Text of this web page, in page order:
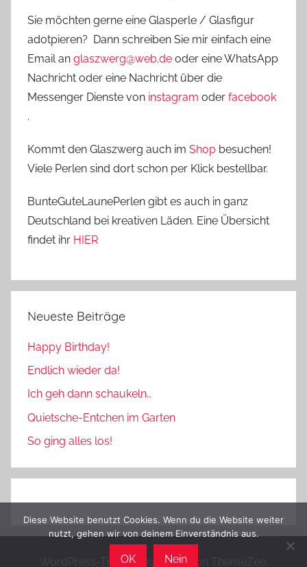
Sie möchten gerne eine Glasperle / Glasfigur
adotpieren? Dann schreiben Sie mir einfach eine
Email an glaszwerg@web.de oder eine WhatsApp
Nachricht oder eine Nachricht über die
Messenger Dienste von instagram oder facebook
.
Kommt den Glaszwerg auch im Shop besuchen!
Viele Perlen sind dort schon per Klick bestellbar.
BunteGuteLaunePerlen gibt es auch in ganz
Deutschland bei kreativen Läden. Eine Übersicht
findet ihr HIER
Neueste Beiträge
Happy Birthday!
Endlich wieder da!
Ich geh dann schaukeln…
Quietsche-Entchen im Garten
So ging alles los!
WordPress-Theme: Donovan von ThemeZee.
Diese Website benutzt Cookies. Wenn du die Website weiter
nutzt, gehen wir von deinem Einverständnis aus.
OK Nein